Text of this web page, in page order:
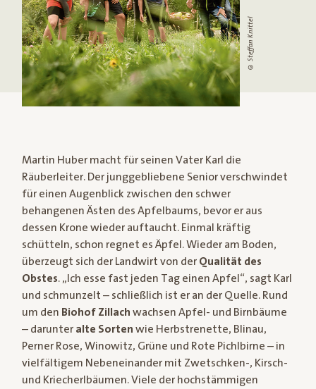
© Steffan Knittel
Martin Huber macht für seinen Vater Karl die
Räuberleiter. Der junggebliebene Senior verschwindet
für einen Augenblick zwischen den schwer
behangenen Ästen des Apfelbaums, bevor er aus
dessen Krone wieder auftaucht. Einmal kräftig
schütteln, schon regnet es Äpfel. Wieder am Boden,
überzeugt sich der Landwirt von der Qualität des
Obstes. „Ich esse fast jeden Tag einen Apfel“, sagt Karl
und schmunzelt – schließlich ist er an der Quelle. Rund
um den Biohof Zillach wachsen Apfel- und Birnbäume
– darunter alte Sorten wie Herbstrenette, Blinau,
Perner Rose, Winowitz, Grüne und Rote Pichlbirne – in
vielfältigem Nebeneinander mit Zwetschken-, Kirsch-
und Kriecherlbäumen. Viele der hochstämmigen